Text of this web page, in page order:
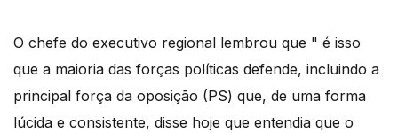
O chefe do executivo regional lembrou que " é isso
que a maioria das forças políticas defende, incluindo a
principal força da oposição (PS) que, de uma forma
lúcida e consistente, disse hoje que entendia que o